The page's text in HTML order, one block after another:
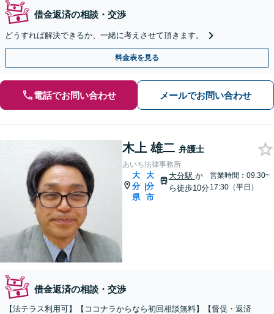
借金返済の相談・交渉
どうすれば解決できるか、一緒に考えさせて頂きます。
料金表を見る
電話でお問い合わせ メールでお問い合わせ
木上 雄二 弁護士
あいち法律事務所
大
分
県
|
大
分
市
大分駅 か
ら徒歩10分
営業時間：09:30~
17:30（平日）
借金返済の相談・交渉
【法テラス利用可】【ココナラからなら初回相談無料】【督促・返済